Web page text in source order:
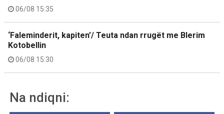
06/08 15:35
‘Faleminderit, kapiten’/ Teuta ndan rrugët me Blerim
Kotobellin
06/08 15:30
Na ndiqni: